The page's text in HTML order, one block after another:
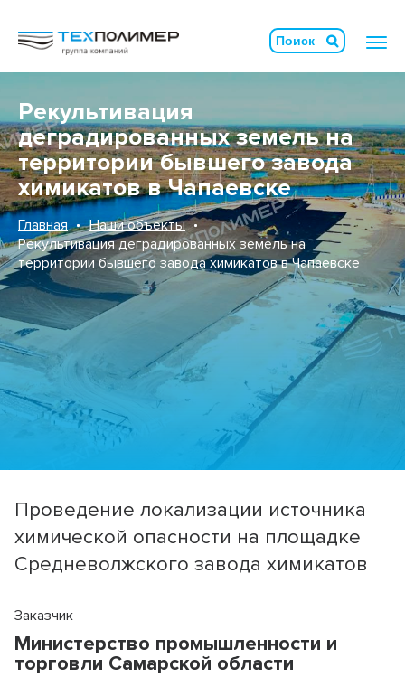
Рекультивация
деградированных земель на
территории бывшего завода
химикатов в Чапаевске
Главная
Наши объекты
Рекультивация деградированных земель на
территории бывшего завода химикатов в Чапаевске
Проведение локализации источника
химической опасности на площадке
Средневолжского завода химикатов
Заказчик
Министерство промышленности и
торговли Самарской области